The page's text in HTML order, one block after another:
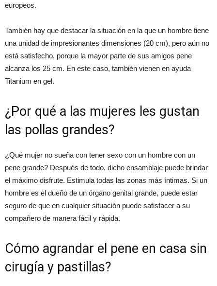
europeos.
También hay que destacar la situación en la que un hombre tiene
una unidad de impresionantes dimensiones (20 cm), pero aún no
está satisfecho, porque la mayor parte de sus amigos pene
alcanza los 25 cm. En este caso, también vienen en ayuda
Titanium en gel.
¿Por qué a las mujeres les gustan
las pollas grandes?
¿Qué mujer no sueña con tener sexo con un hombre con un
pene grande? Después de todo, dicho ensamblaje puede brindar
el máximo disfrute. Estimula todas las zonas más íntimas. Si un
hombre es el dueño de un órgano genital grande, puede estar
seguro de que en cualquier situación puede satisfacer a su
compañero de manera fácil y rápida.
Cómo agrandar el pene en casa sin
cirugía y pastillas?